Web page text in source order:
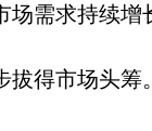
场需求持续
拔得市场头